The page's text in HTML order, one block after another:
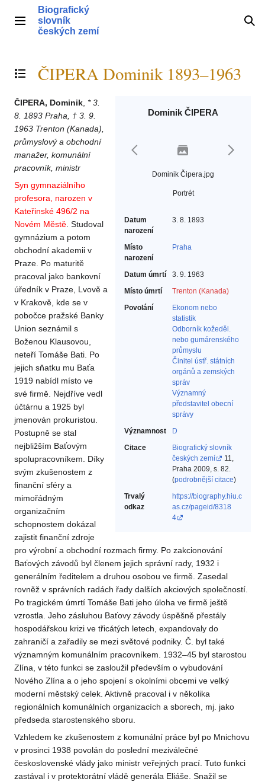
obsahHlavní menu
Biografický
slovník
českých zemí
Přepnout obsah
ČIPERA Dominik 1893–1963
Dominik ČIPERA
Dominik Čipera.jpg
Portrét
Datum
narození
3. 8. 1893
Místo
narození
Praha
Datum úmrtí
3. 9. 1963
Místo úmrtí
Trenton (Kanada)
Povolání
Ekonom nebo
statistik‎
Odborník kožeděl.
nebo gumárenského
průmyslu‎
Činitel ústř. státních
orgánů a zemských
správ‎
Významný
představitel obecní
správy‎
Významnost
D
Citace
Biografický slovník
českých zemí
11,
Praha 2009, s. 82.
(podrobnější citace)
Trvalý
odkaz
https://biography.hiu.c
as.cz/pageid/8318
4
ČIPERA, Dominik * 3.
8. 1893 Praha, † 3. 9.
1963 Trenton (Kanada),
průmyslový a obchodní
manažer, komunální
pracovník, ministr
Syn gymnaziálního
profesora, narozen v
Kateřinské 496/2 na
Novém Městě . Studoval
gymnázium a potom
obchodní akademii v
Praze. Po maturitě
pracoval jako bankovní
úředník v Praze, Lvově a
v Krakově, kde se v
pobočce pražské Banky
Union seznámil s
Boženou Klausovou,
neteří Tomáše Bati. Po
jejich sňatku mu Baťa
1919 nabídl místo ve
své firmě. Nejdříve vedl
účtárnu a 1925 byl
jmenován prokuristou.
Postupně se stal
nejbližším Baťovým
spolupracovníkem. Díky
svým zkušenostem z
finanční sféry a
mimořádným
organizačním
schopnostem dokázal
zajistit finanční zdroje
pro výrobní a obchodní rozmach firmy. Po zakcionování
Baťových závodů byl členem jejich správní rady, 1932 i
generálním ředitelem a druhou osobou ve firmě. Zasedal
rovněž v správních radách řady dalších akciových společností.
Po tragickém úmrtí Tomáše Bati jeho úloha ve firmě ještě
vzrostla. Jeho zásluhou Baťovy závody úspěšně přestály
hospodářskou krizi ve třicátých letech, expandovaly do
zahraničí a zařadily se mezi světové podniky. Č. byl také
významným komunálním pracovníkem. 1932–45 byl starostou
Zlína, v této funkci se zasloužil především o vybudování
Nového Zlína a o jeho spojení s okolními obcemi ve velký
moderní městský celek. Aktivně pracoval i v několika
regionálních komunálních organizacích a sborech, mj. jako
předseda starostenského sboru.
Vzhledem ke zkušenostem z komunální práce byl po Mnichovu
v prosinci 1938 povolán do poslední meziválečné
československé vlády jako ministr veřejných prací. Tuto funkci
zastával i v protektorátní vládě generála Eliáše. Snažil se